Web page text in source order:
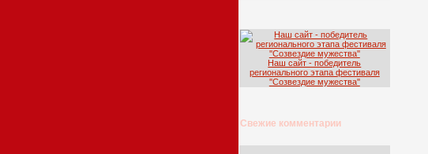
Наш сайт - победитель
регионального этапа фестиваля
''Созвездие мужества''
Свежие комментарии